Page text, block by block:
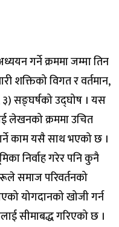
गर्ने क्रममा जम्मा तिन
शक्तिको विगत र वर्तमान,
३) सङ्घर्षको उद्घोष । यस
लेखनको क्रममा उचित
काम यसै साथ भएको छ ।
निर्वाह गरेर पनि कुनै
समाज परिवर्तनको
योगदानको खोजी गर्न
सीमाबद्ध गरिएको छ ।